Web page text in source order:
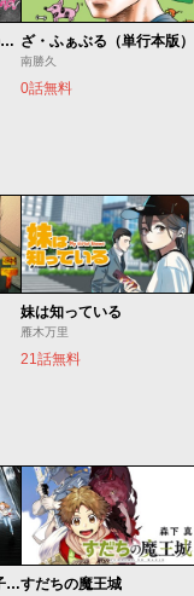
ザ・ファブル The second contact ざ・ふぁぶる（単行本版）
南勝久
0話無料
妹は知っている
雁木万里
21話無料
ベオグラードメトロの子供たちすだちの魔王城